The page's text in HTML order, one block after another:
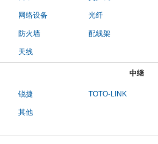
网络设备 光纤
防火墙 配线架
天线
中继
锐捷 TOTO-LINK
其他